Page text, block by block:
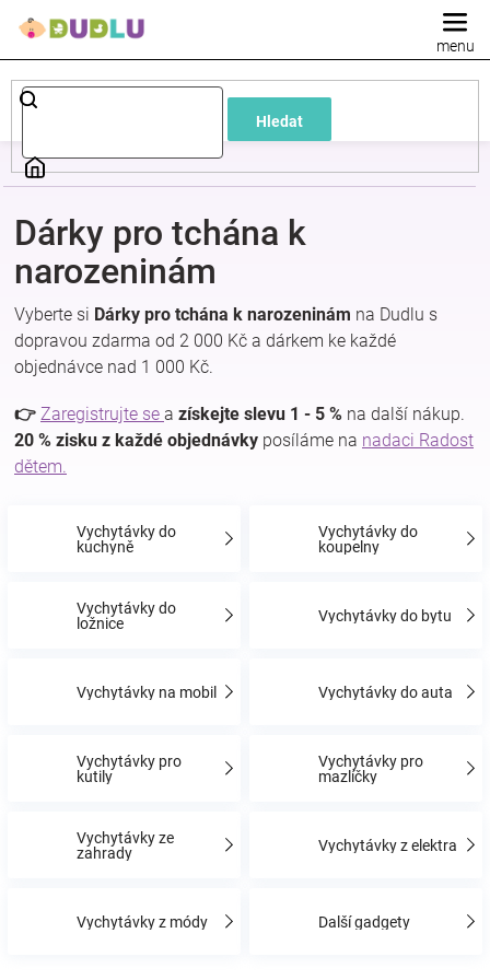
Hledat
Dětské
a
Pokojíček
a
kojenecká
Těhotenské
Dárky pro tchána k
narozeninám
Vyberte si Dárky pro tchána k narozeninám na Dudlu s
dopravou zdarma od 2 000 Kč a dárkem ke každé
objednávce nad 1 000 Kč.
👉 Zaregistrujte se a získejte slevu 1 - 5 % na další nákup.
20 % zisku z každé objednávky posíláme na nadaci Radost
dětem.
Vychytávky do
kuchyně
Vychytávky do
koupelny
Vychytávky do
ložnice
Vychytávky do bytu
Vychytávky na mobil Vychytávky do auta
Vychytávky pro
kutily
Vychytávky pro
mazlíčky
Vychytávky ze
zahrady
Vychytávky z elektra
Vychytávky z módy Další gadgety